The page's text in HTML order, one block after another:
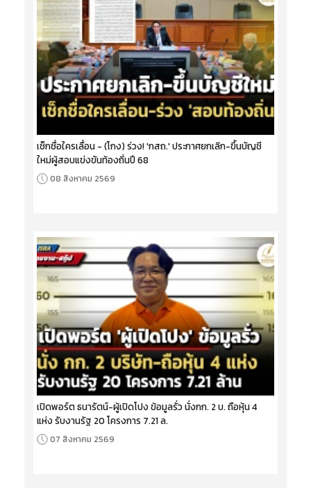
เช็กชื่อใครเลื่อน - (โกง) ร่วง! 'กสถ.' ประกาศยกเลิก-ขึ้นบัญชี
ใหม่ผู้สอบแข่งขันท้องถิ่นปี 68
08 สิงหาคม 2569
เปิดพอร์ต ธนารัตน์-ผู้เปิดโปง ข้อมูลรั่ว นั่งกก. 2 บ. ถือหุ้น 4
แห่ง รับงานรัฐ 20 โครงการ 7.21 ล.
07 สิงหาคม 2569